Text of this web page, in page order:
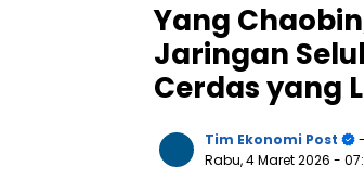
Yang
Jaringan
Cerdas yang
Tim Ekonomi Post
Rabu, 4 Maret 2026 -